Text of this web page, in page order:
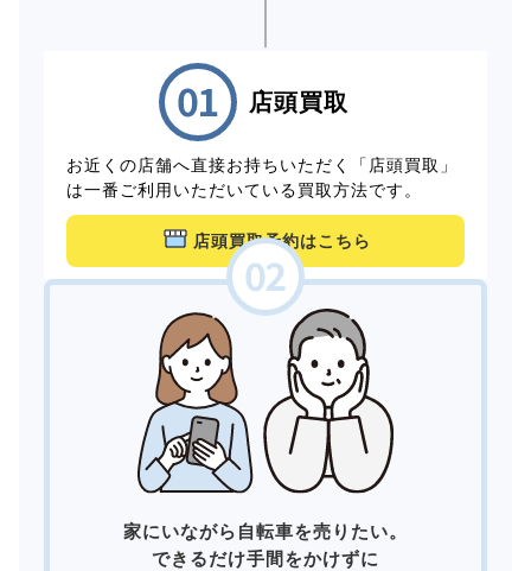
店頭買取
お近くの店舗へ直接お持ちいただく「店頭買取」
は一番ご利用いただいている買取方法です。
店頭買取予約はこちら
家にいながら自転車を売りたい。
できるだけ手間をかけずに